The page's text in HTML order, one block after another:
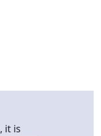
it is